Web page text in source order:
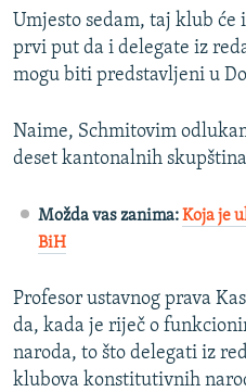
Umjesto sedam, taj klub će
prvi put da i delegate iz
mogu biti predstavljeni u
Naime, Schmitovim
deset kantonalnih
Možda vas zanima:Koja je
BiH
Profesor ustavnog prava
da, kada je riječ o
naroda, to što delegati iz
klubova konstitutivnih